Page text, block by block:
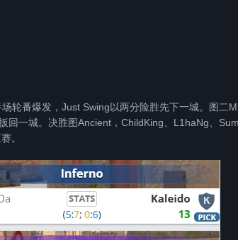
轮番爆发，Just Swing以两分险胜先下一城。图二
回一城。决胜图Ancient，ChildKing、L1haNg、
。